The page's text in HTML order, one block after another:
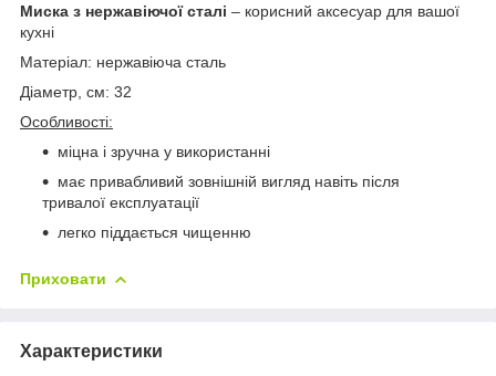
Миска з нержавіючої сталі – корисний аксесуар для вашої
кухні
Матеріал: нержавіюча сталь
Діаметр, см: 32
Особливості:
міцна і зручна у використанні
має привабливий зовнішній вигляд навіть після
тривалої експлуатації
легко піддається чищенню
Приховати
Характеристики